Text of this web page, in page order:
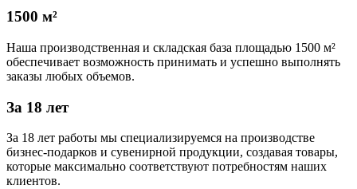
1500 м²
Наша производственная и складская база площадью 1500 м²
обеспечивает возможность принимать и успешно выполнять
заказы любых объемов.
За 18 лет
За 18 лет работы мы специализируемся на производстве
бизнес-подарков и сувенирной продукции, создавая товары,
которые максимально соответствуют потребностям наших
клиентов.